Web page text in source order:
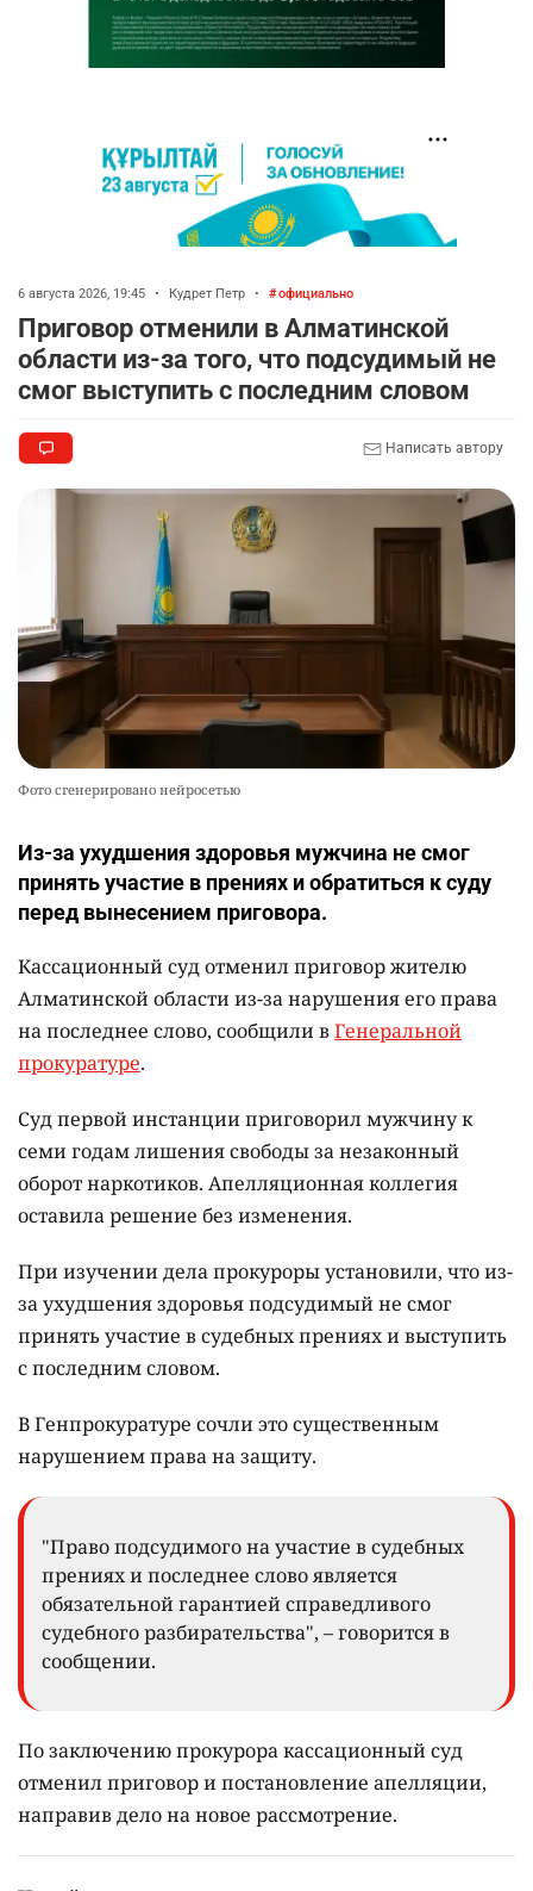
6 августа 2026, 19:45 • Кудрет Петр • официально
Приговор отменили в Алматинской
области из-за того, что подсудимый не
смог выступить с последним словом
Написать автору
Фото сгенерировано нейросетью
Из-за ухудшения здоровья мужчина не смог
принять участие в прениях и обратиться к суду
перед вынесением приговора.
Кассационный суд отменил приговор жителю
Алматинской области из-за нарушения его права
на последнее слово, сообщили вГенеральной
прокуратуре.
Суд первой инстанции приговорил мужчину к
семи годам лишения свободы за незаконный
оборот наркотиков. Апелляционная коллегия
оставила решение без изменения.
При изучении дела прокуроры установили, что из-
за ухудшения здоровья подсудимый не смог
принять участие в судебных прениях и выступить
с последним словом.
В Генпрокуратуре сочли это существенным
нарушением права на защиту.
"Право подсудимого на участие в судебных
прениях и последнее слово является
обязательной гарантией справедливого
судебного разбирательства", – говорится в
сообщении.
По заключению прокурора кассационный суд
отменил приговор и постановление апелляции,
направив дело на новое рассмотрение.